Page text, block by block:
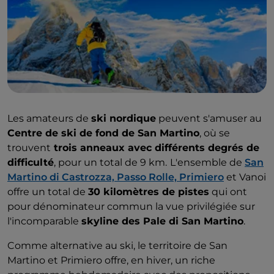
Les amateurs de ski nordique peuvent s'amuser au
Centre de ski de fond de San Martino, où se
trouvent trois anneaux avec différents degrés de
difficulté, pour un total de 9 km. L'ensemble de San
Martino di Castrozza, Passo Rolle, Primiero et Vanoi
offre un total de 30 kilomètres de pistes qui ont
pour dénominateur commun la vue privilégiée sur
l'incomparable skyline des Pale di San Martino.
Comme alternative au ski, le territoire de San
Martino et Primiero offre, en hiver, un riche